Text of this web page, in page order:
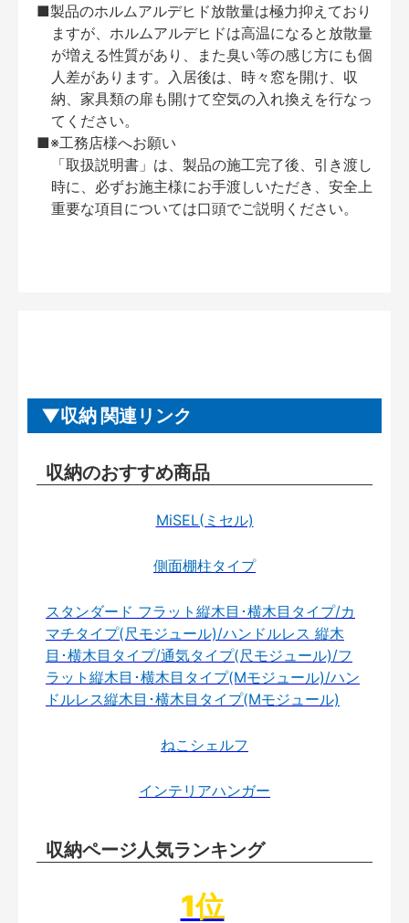
■製品のホルムアルデヒド放散量は極力抑えており
ますが、ホルムアルデヒドは高温になると放散量
が増える性質があり、また臭い等の感じ方にも個
人差があります。入居後は、時々窓を開け、収
納、家具類の扉も開けて空気の入れ換えを行なっ
てください。
■※工務店様へお願い
「取扱説明書」は、製品の施工完了後、引き渡し
時に、必ずお施主様にお手渡しいただき、安全上
重要な項目については口頭でご説明ください。
収納 関連リンク
収納のおすすめ商品
MiSEL(ミセル)
側面棚柱タイプ
スタンダード フラット縦木目･横木目タイプ/カ
マチタイプ(尺モジュール)/ハンドルレス 縦木
目･横木目タイプ/通気タイプ(尺モジュール)/フ
ラット縦木目･横木目タイプ(Mモジュール)/ハン
ドルレス縦木目･横木目タイプ(Mモジュール)
ねこシェルフ
インテリアハンガー
収納ページ人気ランキング